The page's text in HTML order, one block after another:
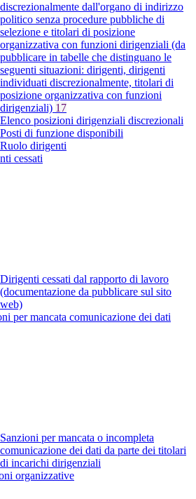
discrezionalmente dall'organo di indirizzo
politico senza procedure pubbliche di
selezione e titolari di posizione
organizzativa con funzioni dirigenziali (da
pubblicare in tabelle che distinguano le
seguenti situazioni: dirigenti, dirigenti
individuati discrezionalmente, titolari di
posizione organizzativa con funzioni
dirigenziali) 17
Elenco posizioni dirigenziali discrezionali
Posti di funzione disponibili
Ruolo dirigenti
cessati
Dirigenti cessati dal rapporto di lavoro
(documentazione da pubblicare sul sito
web)
per mancata comunicazione dei dati
Sanzioni per mancata o incompleta
comunicazione dei dati da parte dei titolari
di incarichi dirigenziali
organizzative